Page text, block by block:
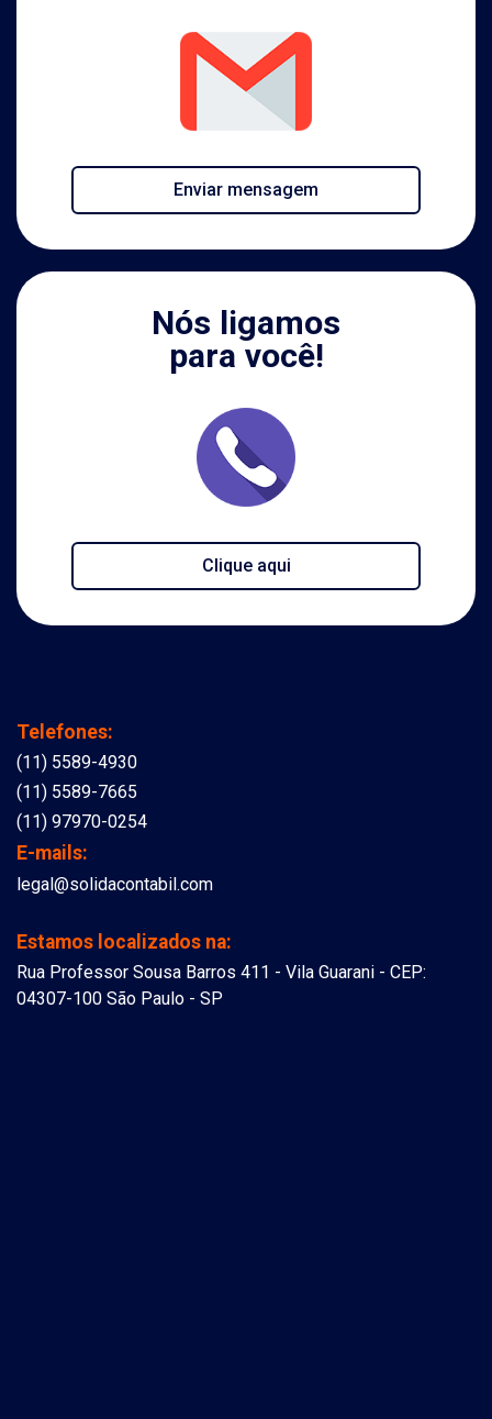
Enviar mensagem
Nós ligamos
para você!
Clique aqui
Telefones:
(11) 5589-4930
(11) 5589-7665
(11) 97970-0254
E-mails:
legal@solidacontabil.com
Estamos localizados na:
Rua Professor Sousa Barros 411 - Vila Guarani - CEP:
04307-100 São Paulo - SP